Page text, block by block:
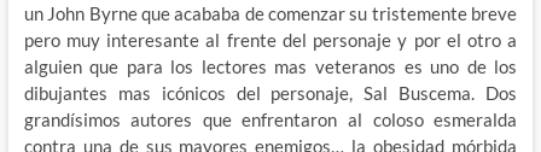
un John Byrne que acababa de comenzar su tristemente breve
pero muy interesante al frente del personaje y por el otro a
alguien que para los lectores mas veteranos es uno de los
dibujantes mas icónicos del personaje, Sal Buscema. Dos
grandísimos autores que enfrentaron al coloso esmeralda
contra una de sus mayores enemigos… la obesidad mórbida